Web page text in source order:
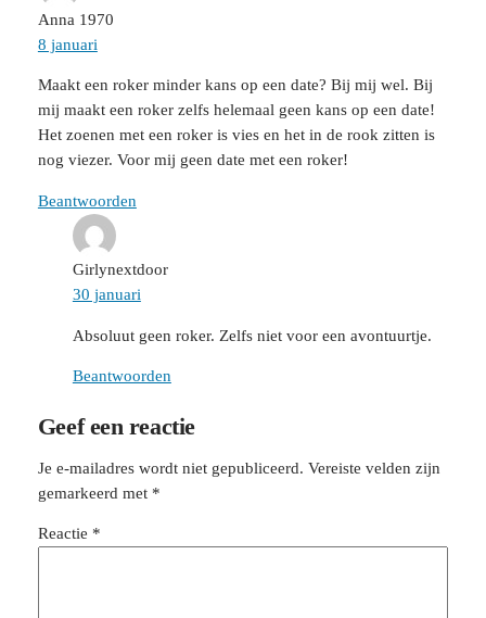
Anna 1970
8 januari
Maakt een roker minder kans op een date? Bij mij wel. Bij
mij maakt een roker zelfs helemaal geen kans op een date!
Het zoenen met een roker is vies en het in de rook zitten is
nog viezer. Voor mij geen date met een roker!
Beantwoorden
Girlynextdoor
30 januari
Absoluut geen roker. Zelfs niet voor een avontuurtje.
Beantwoorden
Geef een reactie
Je e-mailadres wordt niet gepubliceerd. Vereiste velden zijn
gemarkeerd met *
Reactie *